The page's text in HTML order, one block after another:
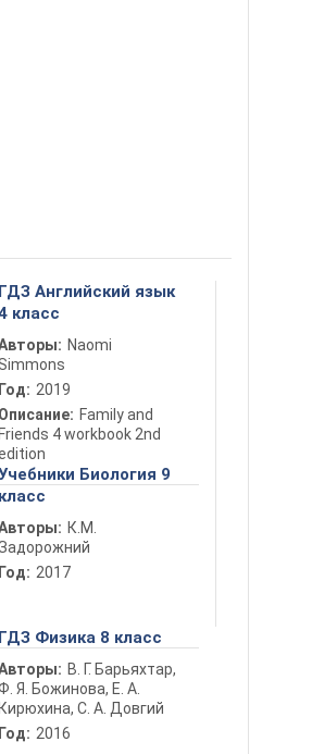
ГДЗ Английский язык
класс
Naomi
Simmons
Год: 2019
Описание: Family and
Friends 4 workbook 2nd
Биология 9
класс
К.М.
Год: 2017
ГДЗ Физика 8 класс
В. Г. Барьяхтар,
Я. Божинова, Е. А.
Кирюхина, С. А. Довгий
Год: 2016